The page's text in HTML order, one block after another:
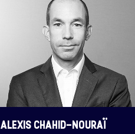
ALEXIS CHAHID-NOURAÏ